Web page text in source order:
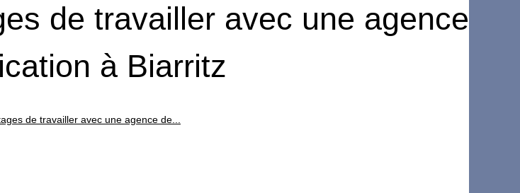
de travailler avec une agence
à Biarritz
de travailler avec une agence de...